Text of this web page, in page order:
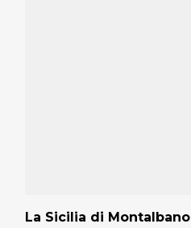
La Sicilia di Montalbano